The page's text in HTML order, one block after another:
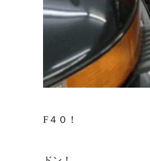
F４０！